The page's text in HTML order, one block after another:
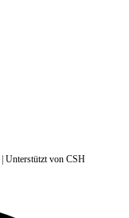
| Unterstützt von CSH